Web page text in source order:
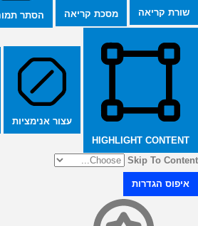
שורת קריאה מסכת קריאה הסתר
HIGHLIGHT CONTENT
עצור אנימציות
Skip To Content
איפוס הגדרות